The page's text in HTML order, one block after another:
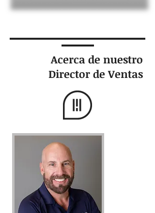
Acerca de nuestro
Director de Ventas